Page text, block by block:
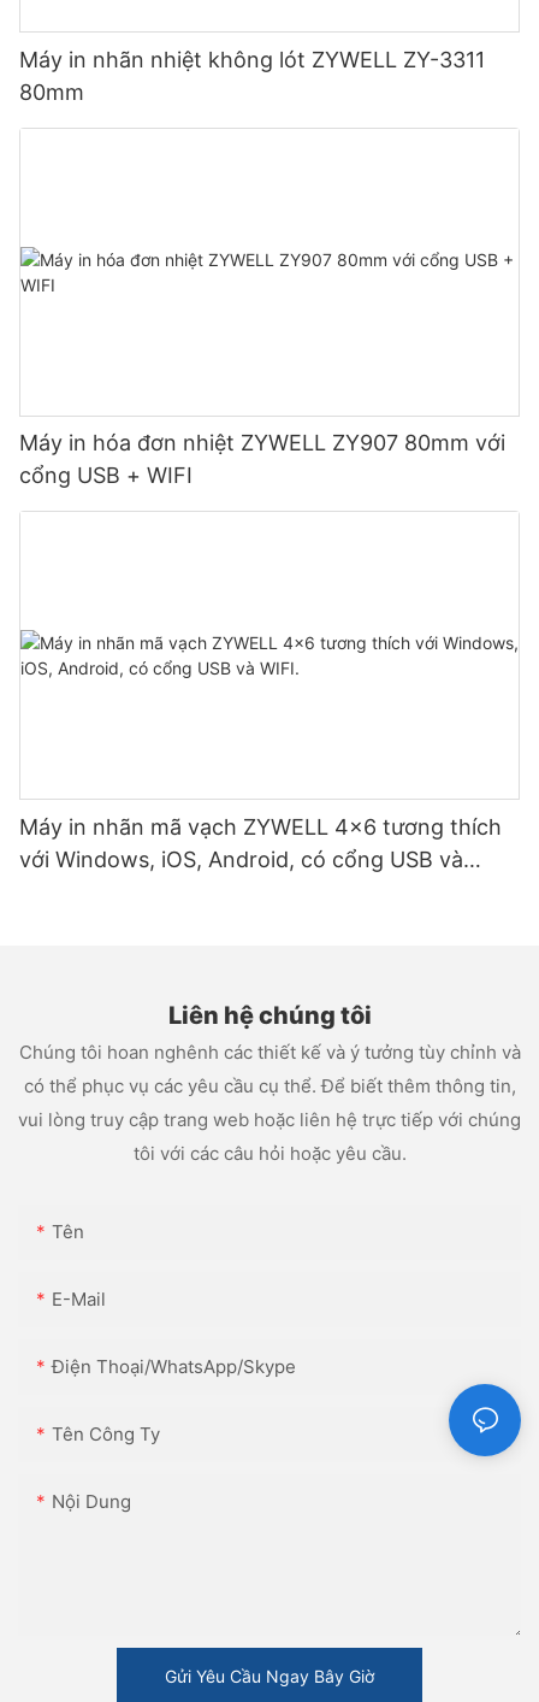
Máy in nhãn nhiệt không lót ZYWELL ZY-3311
80mm
Máy in hóa đơn nhiệt ZYWELL ZY907 80mm với
cổng USB + WIFI
Máy in nhãn mã vạch ZYWELL 4x6 tương thích
với Windows, iOS, Android, có cổng USB và
Liên hệ chúng tôi
Chúng tôi hoan nghênh các thiết kế và ý tưởng tùy chỉnh và
có thể phục vụ các yêu cầu cụ thể. Để biết thêm thông tin,
vui lòng truy cập trang web hoặc liên hệ trực tiếp với chúng
tôi với các câu hỏi hoặc yêu cầu.
Tên
E-Mail
Điện Thoại/WhatsApp/Skype
Tên Công Ty
Nội Dung
Gửi Yêu Cầu Ngay Bây Giờ